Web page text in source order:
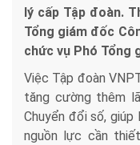
lý cấp Tập đoàn.
Tổng giám đốc
chức vụ Phó Tổng
Việc Tập đoàn
tăng cường thêm
Chuyển đổi số,
nguồn lực cần